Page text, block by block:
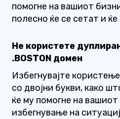
помогне на вашиот
полесно ќе се сетат и
Не користете
.BOSTON домен
Избегнувајте
со двојни букви, како
ќе му помогне на вашиот
избегнување на